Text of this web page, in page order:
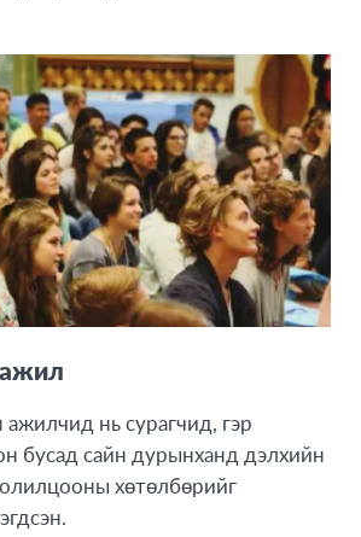
нь сурагчид, гэр
бусад сайн дурынханд дэлхийн
хөтөлбөрийг